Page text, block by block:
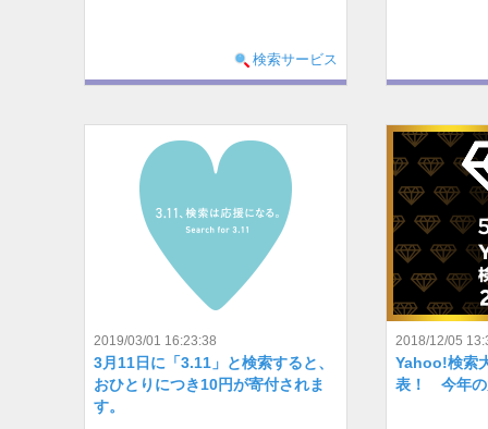
検索サービス
2019/03/01 16:23:38
3月11日に「3.11」と検索すると、
おひとりにつき10円が寄付されま
す。
2018/12/05
Yahoo!検索
表！ 今年の